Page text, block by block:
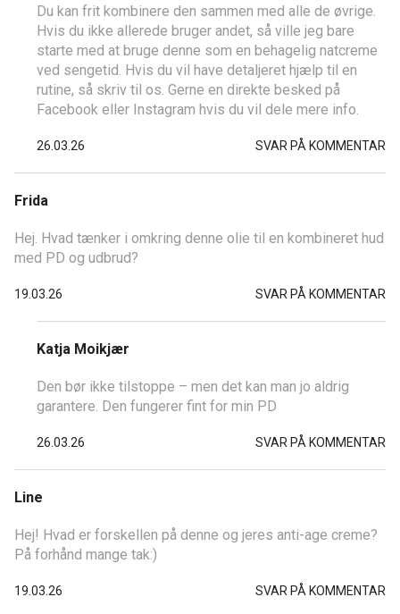
Du kan frit kombinere den sammen med alle de øvrige.
Hvis du ikke allerede bruger andet, så ville jeg bare
starte med at bruge denne som en behagelig natcreme
ved sengetid. Hvis du vil have detaljeret hjælp til en
rutine, så skriv til os. Gerne en direkte besked på
Facebook eller Instagram hvis du vil dele mere info.
26.03.26 SVAR PÅ KOMMENTAR
Frida
Hej. Hvad tænker i omkring denne olie til en kombineret hud
med PD og udbrud?
19.03.26 SVAR PÅ KOMMENTAR
Katja Moikjær
Den bør ikke tilstoppe – men det kan man jo aldrig
garantere. Den fungerer fint for min PD
26.03.26 SVAR PÅ KOMMENTAR
Line
Hej! Hvad er forskellen på denne og jeres anti-age creme?
På forhånd mange tak:)
19.03.26 SVAR PÅ KOMMENTAR